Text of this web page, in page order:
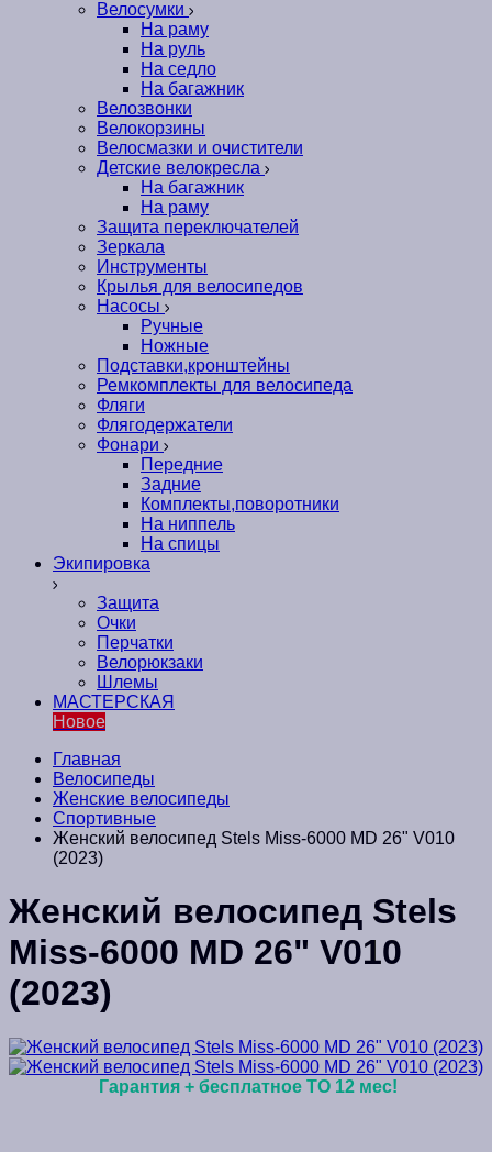
Велосумки
На раму
На руль
На седло
На багажник
Велозвонки
Велокорзины
Велосмазки и очистители
Детские велокресла
На багажник
На раму
Защита переключателей
Зеркала
Инструменты
Крылья для велосипедов
Насосы
Ручные
Ножные
Подставки,кронштейны
Ремкомплекты для велосипеда
Фляги
Флягодержатели
Фонари
Передние
Задние
Комплекты,поворотники
На ниппель
На спицы
Экипировка
Защита
Очки
Перчатки
Велорюкзаки
Шлемы
МАСТЕРСКАЯ
Новое
Главная
Велосипеды
Женские велосипеды
Спортивные
Женский велосипед Stels Miss-6000 MD 26" V010
(2023)
Женский велосипед Stels
Miss-6000 MD 26" V010
(2023)
Гарантия + бесплатное ТО 12 мес!